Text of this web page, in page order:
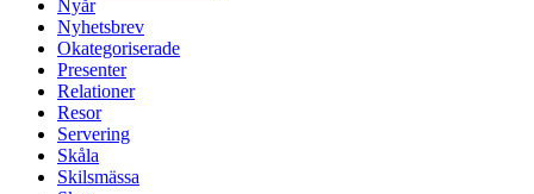
Nyår
Nyhetsbrev
Okategoriserade
Presenter
Relationer
Resor
Servering
Skåla
Skilsmässa